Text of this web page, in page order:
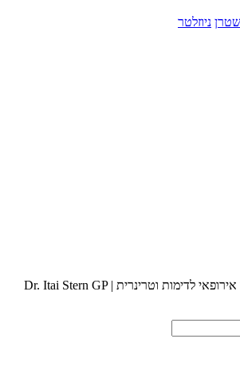
ניוזלטר
מנהל המרפאה - מוסמך אירופאי לדימות וטרינרית | Dr. Itai Stern GP